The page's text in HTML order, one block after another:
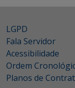
LGPD
Fala Servidor
Acessibilidade
Ordem
Planos de